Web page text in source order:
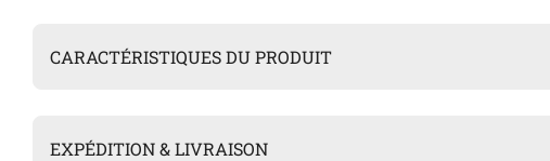
CARACTÉRISTIQUES DU PRODUIT
EXPÉDITION & LIVRAISON